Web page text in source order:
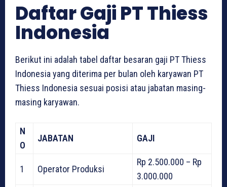
Daftar Gaji PT Thiess
Indonesia
Berikut ini adalah tabel daftar besaran gaji PT Thiess
Indonesia yang diterima per bulan oleh karyawan PT
Thiess Indonesia sesuai posisi atau jabatan masing-
masing karyawan.
N
O
JABATAN GAJI
1 Operator Produksi
Rp 2.500.000 – Rp
3.000.000